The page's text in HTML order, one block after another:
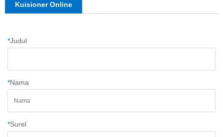
Kuisioner Online
*Judul
*Nama
*Surel